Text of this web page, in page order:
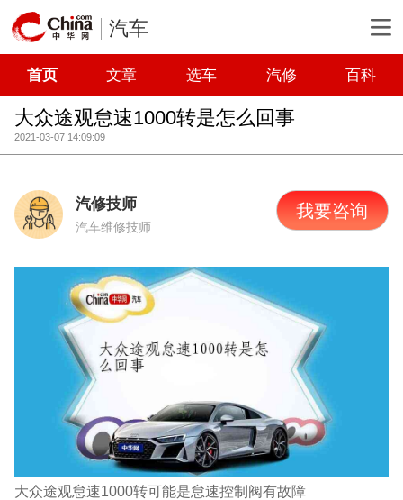
汽车
首页 文章 选车 汽修 百科
大众途观怠速1000转是怎么回事
2021-03-07 14:09:09
汽修技师
汽车维修技师
我要咨询
大众途观怠速1000转可能是怠速控制阀有故障